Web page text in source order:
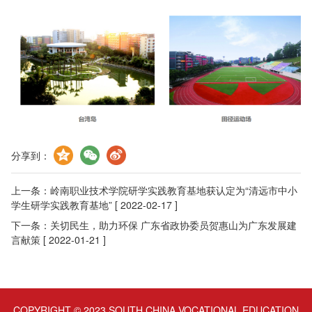
分享到：
上一条： 岭南职业技术学院研学实践教育基地获认定为“清远市中小
学生研学实践教育基地” [ 2022-02-17 ]
下一条： 关切民生，助力环保 广东省政协委员贺惠山为广东发展建
言献策 [ 2022-01-21 ]